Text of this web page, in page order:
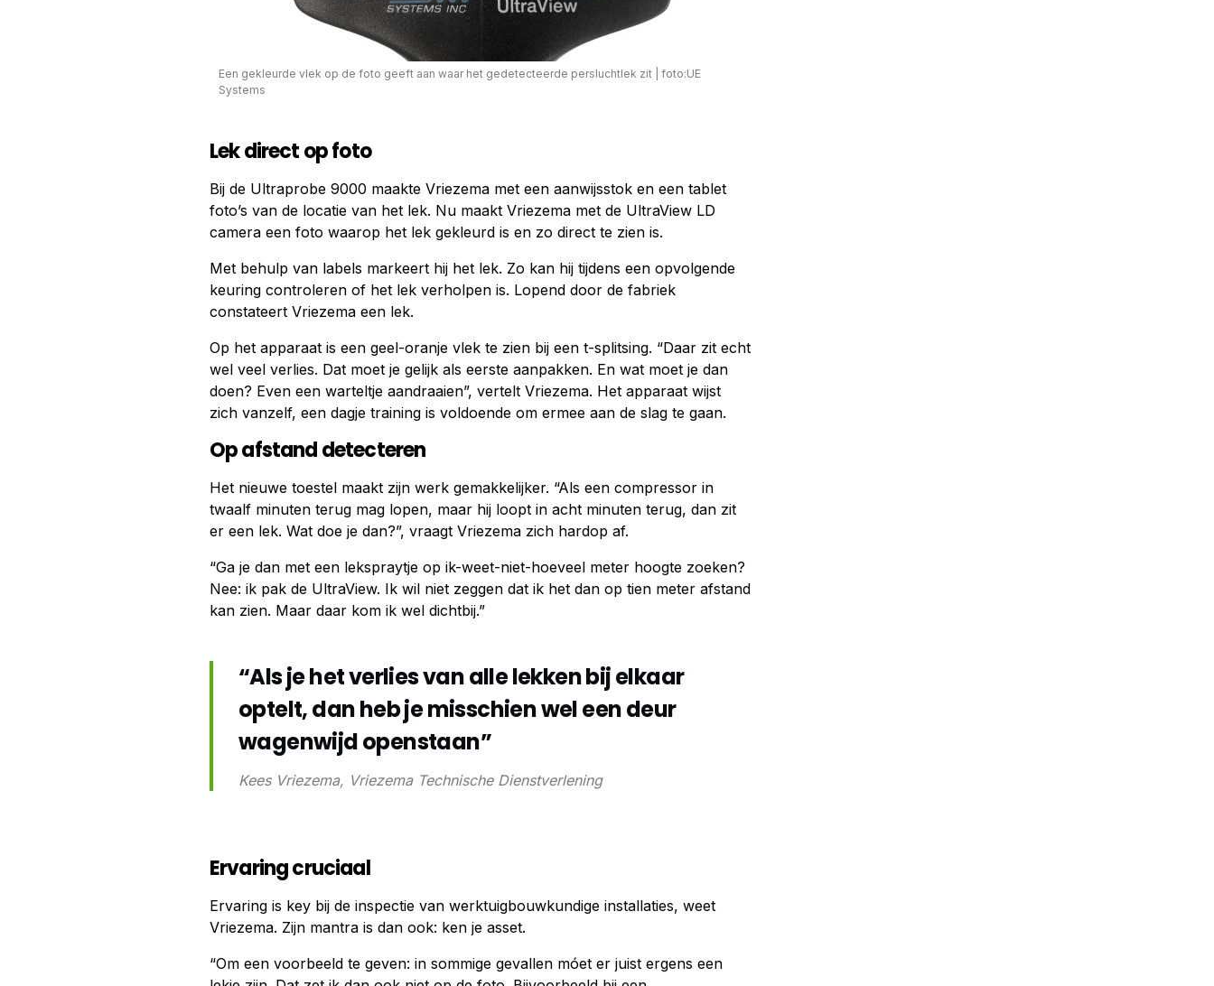
Een gekleurde vlek op de foto geeft aan waar het gedetecteerde persluchtlek zit
foto:UE
Systems
Lek direct op foto
Bij de Ultraprobe 9000 maakte Vriezema met een aanwijsstok en een tablet
foto’s van de locatie van het lek. Nu maakt Vriezema met de UltraView LD
camera een foto waarop het lek gekleurd is en zo direct te zien is.
Met behulp van labels markeert hij het lek. Zo kan hij tijdens een opvolgende
keuring controleren of het lek verholpen is. Lopend door de fabriek
constateert Vriezema een lek.
Op het apparaat is een geel-oranje vlek te zien bij een t-splitsing. “Daar zit echt
wel veel verlies. Dat moet je gelijk als eerste aanpakken. En wat moet je dan
doen? Even een warteltje aandraaien”, vertelt Vriezema. Het apparaat wijst
zich vanzelf, een dagje training is voldoende om ermee aan de slag te gaan.
Op afstand detecteren
Het nieuwe toestel maakt zijn werk gemakkelijker. “Als een compressor in
twaalf minuten terug mag lopen, maar hij loopt in acht minuten terug, dan zit
er een lek. Wat doe je dan?”, vraagt Vriezema zich hardop af.
“Ga je dan met een lekspraytje op ik-weet-niet-hoeveel meter hoogte zoeken?
Nee: ik pak de UltraView. Ik wil niet zeggen dat ik het dan op tien meter afstand
kan zien. Maar daar kom ik wel dichtbij.”
“Als je het verlies van alle lekken bij elkaar
optelt, dan heb je misschien wel een deur
wagenwijd openstaan”
Kees Vriezema, Vriezema Technische Dienstverlening
Ervaring cruciaal
Ervaring is key bij de inspectie van werktuigbouwkundige installaties, weet
Vriezema. Zijn mantra is dan ook: ken je asset.
“Om een voorbeeld te geven: in sommige gevallen móet er juist ergens een